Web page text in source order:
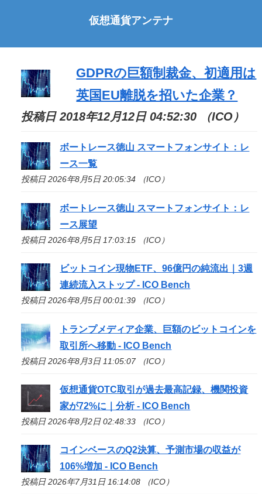
仮想通貨アンテナ
GDPRの巨額制裁金、初適用は
英国EU離脱を招いた企業？
投稿日 2018年12月12日 04:52:30 （ICO）
ボートレース徳山 スマートフォンサイト：レ
ース一覧
投稿日 2026年8月5日 20:05:34 （ICO）
ボートレース徳山 スマートフォンサイト：レ
ース展望
投稿日 2026年8月5日 17:03:15 （ICO）
ビットコイン現物ETF、96億円の純流出｜3週
連続流入ストップ - ICO Bench
投稿日 2026年8月5日 00:01:39 （ICO）
トランプメディア企業、巨額のビットコインを
取引所へ移動 - ICO Bench
投稿日 2026年8月3日 11:05:07 （ICO）
仮想通貨OTC取引が過去最高記録、機関投資
家が72%に｜分析 - ICO Bench
投稿日 2026年8月2日 02:48:33 （ICO）
コインベースのQ2決算、予測市場の収益が
106%増加 - ICO Bench
投稿日 2026年7月31日 16:14:08 （ICO）